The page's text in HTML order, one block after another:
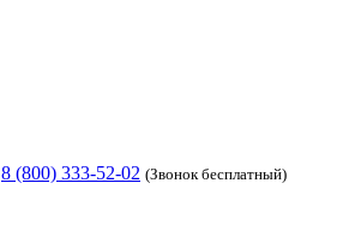
8 (800) 333-52-02 (Звонок бесплатный)